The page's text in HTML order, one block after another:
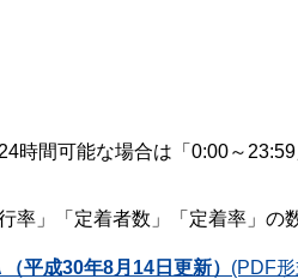
時間可能な場合は「0:00～23:59
率」「定着者数」「定着率」の
平成30年8月14日更新） (PDF